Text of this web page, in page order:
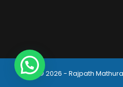
© 2026 - Rajpath